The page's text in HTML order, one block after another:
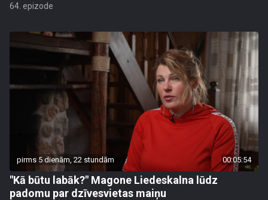
64. epizode
pirms 5 dienām, 22 stundām 00:05:54
"Kā būtu labāk?" Magone Liedeskalna lūdz
padomu par dzīvesvietas maiņu